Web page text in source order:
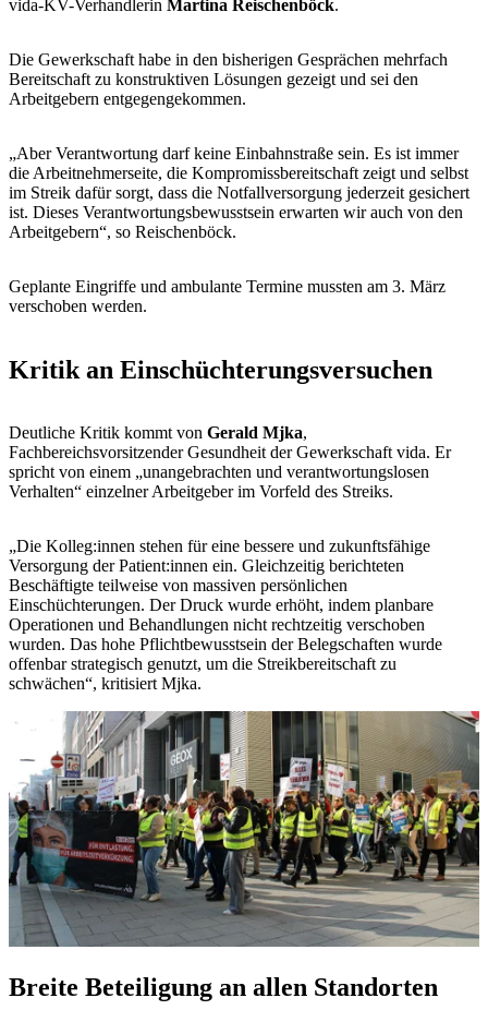
vida-KV-Verhandlerin Martina Reischenböck.
Die Gewerkschaft habe in den bisherigen Gesprächen mehrfach
Bereitschaft zu konstruktiven Lösungen gezeigt und sei den
Arbeitgebern entgegengekommen.
„Aber Verantwortung darf keine Einbahnstraße sein. Es ist immer
die Arbeitnehmerseite, die Kompromissbereitschaft zeigt und selbst
im Streik dafür sorgt, dass die Notfallversorgung jederzeit gesichert
ist. Dieses Verantwortungsbewusstsein erwarten wir auch von den
Arbeitgebern“, so Reischenböck.
Geplante Eingriffe und ambulante Termine mussten am 3. März
verschoben werden.
Kritik an Einschüchterungsversuchen
Deutliche Kritik kommt von Gerald Mjka,
Fachbereichsvorsitzender Gesundheit der Gewerkschaft vida. Er
spricht von einem „unangebrachten und verantwortungslosen
Verhalten“ einzelner Arbeitgeber im Vorfeld des Streiks.
„Die Kolleg:innen stehen für eine bessere und zukunftsfähige
Versorgung der Patient:innen ein. Gleichzeitig berichteten
Beschäftigte teilweise von massiven persönlichen
Einschüchterungen. Der Druck wurde erhöht, indem planbare
Operationen und Behandlungen nicht rechtzeitig verschoben
wurden. Das hohe Pflichtbewusstsein der Belegschaften wurde
offenbar strategisch genutzt, um die Streikbereitschaft zu
schwächen“, kritisiert Mjka.
Breite Beteiligung an allen Standorten